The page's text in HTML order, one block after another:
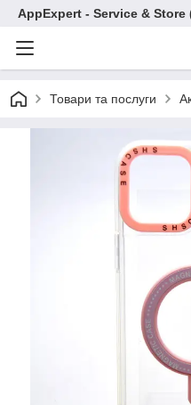
AppExpert - Service &
Товари та послуги